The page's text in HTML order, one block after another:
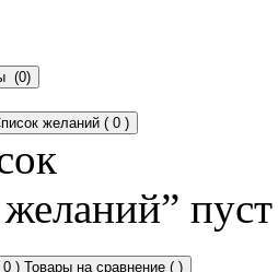
(0)
желаний ( 0 )
пуст
0 ) Товары на сравнение ( )